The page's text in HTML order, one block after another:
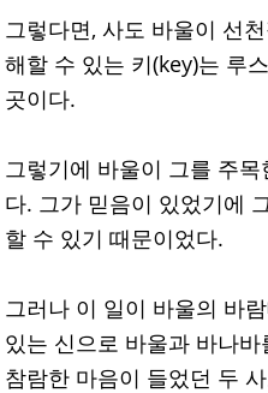
그렇다면, 사도 바울이 선
해할 수 있는 키(key)는 루
곳이다.
그렇기에 바울이 그를 주
다. 그가 믿음이 있었기에
할 수 있기 때문이었다.
그러나 이 일이 바울의 바
있는 신으로 바울과 바나
참람한 마음이 들었던 두